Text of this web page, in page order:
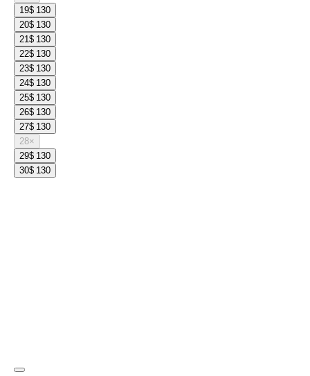
19$ 130
20$ 130
21$ 130
22$ 130
23$ 130
24$ 130
25$ 130
26$ 130
27$ 130
28×
29$ 130
30$ 130